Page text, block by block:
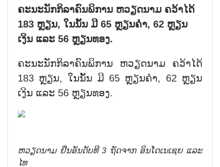
ຄະນະນັກກິລາຄົນພິການ ຫວຽດນາມ ຄວ້າໄດ້
183 ຫຼຽນ, ໃນນັ້ນ ມີ 65 ຫຼຽນຄຳ, 62 ຫຼຽນ
ເງິນ ແລະ 56 ຫຼຽນທອງ.
ຄະນະນັກກິລາຄົນພິການ ຫວຽດນາມ ຄວ້າໄດ້
183 ຫຼຽນ, ໃນນັ້ນ ມີ 65 ຫຼຽນຄຳ, 62 ຫຼຽນ
ເງິນ ແລະ 56 ຫຼຽນທອງ.
ຫວຽດນາມ ຢືນອັນດັບທີ 3 ຖັດຈາກ ອິນໂດເນເຊຍ ແລະ
ໄທ